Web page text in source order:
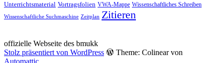
Unterrichtsmaterial Vortragsfolien VWA-Mappe Wissenschaftliches Schreiben
Wissenschaftliche Suchmaschine Zeitplan Zitieren
offizielle Webseite des bmukk
Stolz präsentiert von WordPress
Theme: Colinear von